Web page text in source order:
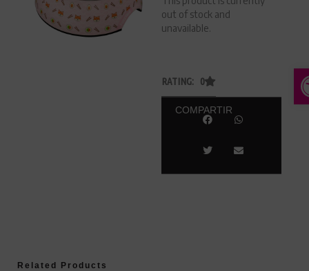
out of stock and
unavailable.
RATING: 0
COMPARTIR
Related Products